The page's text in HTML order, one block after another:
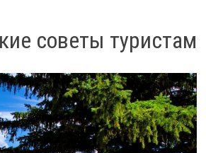
советы туристам